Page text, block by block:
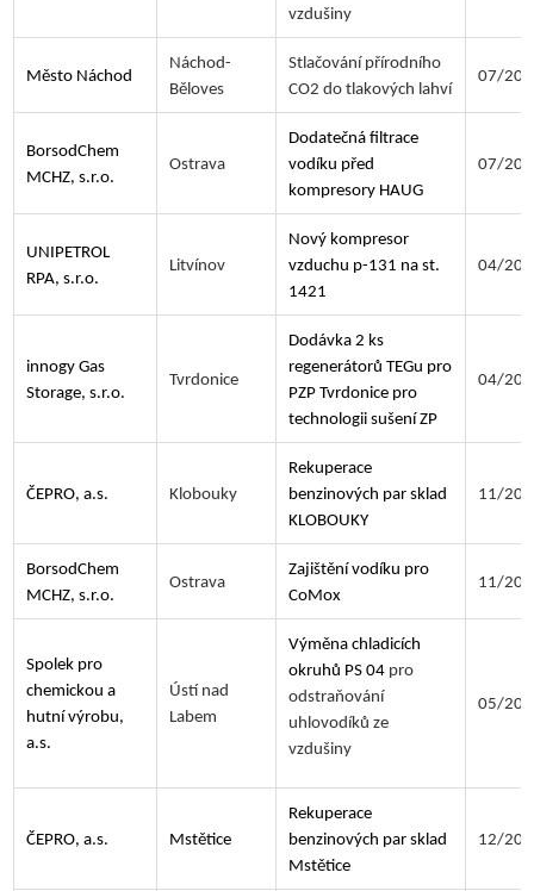
vzdušiny
Město Náchod
Náchod-
Běloves
Stlačování přírodního
CO2 do tlakových lahví
07/
BorsodChem
MCHZ, s.r.o.
Ostrava
Dodatečná filtrace
vodíku před
kompresory HAUG
07/
UNIPETROL
RPA, s.r.o.
Litvínov
Nový kompresor
vzduchu p-131 na st.
1421
04/
innogy Gas
Storage, s.r.o.
Tvrdonice
Dodávka 2 ks
regenerátorů TEGu pro
PZP Tvrdonice pro
technologii sušení ZP
04/
ČEPRO, a.s. Klobouky
Rekuperace
benzinových par sklad
KLOBOUKY
11/
BorsodChem
MCHZ, s.r.o.
Ostrava
Zajištění vodíku pro
CoMox
11/
Spolek pro
chemickou a
hutní výrobu,
a.s.
Ústí nad
Labem
Výměna chladicích
okruhů PS 04 pro
odstraňování
uhlovodíků ze
vzdušiny
05/
ČEPRO, a.s. Mstětice
Rekuperace
benzinových par sklad
Mstětice
12/